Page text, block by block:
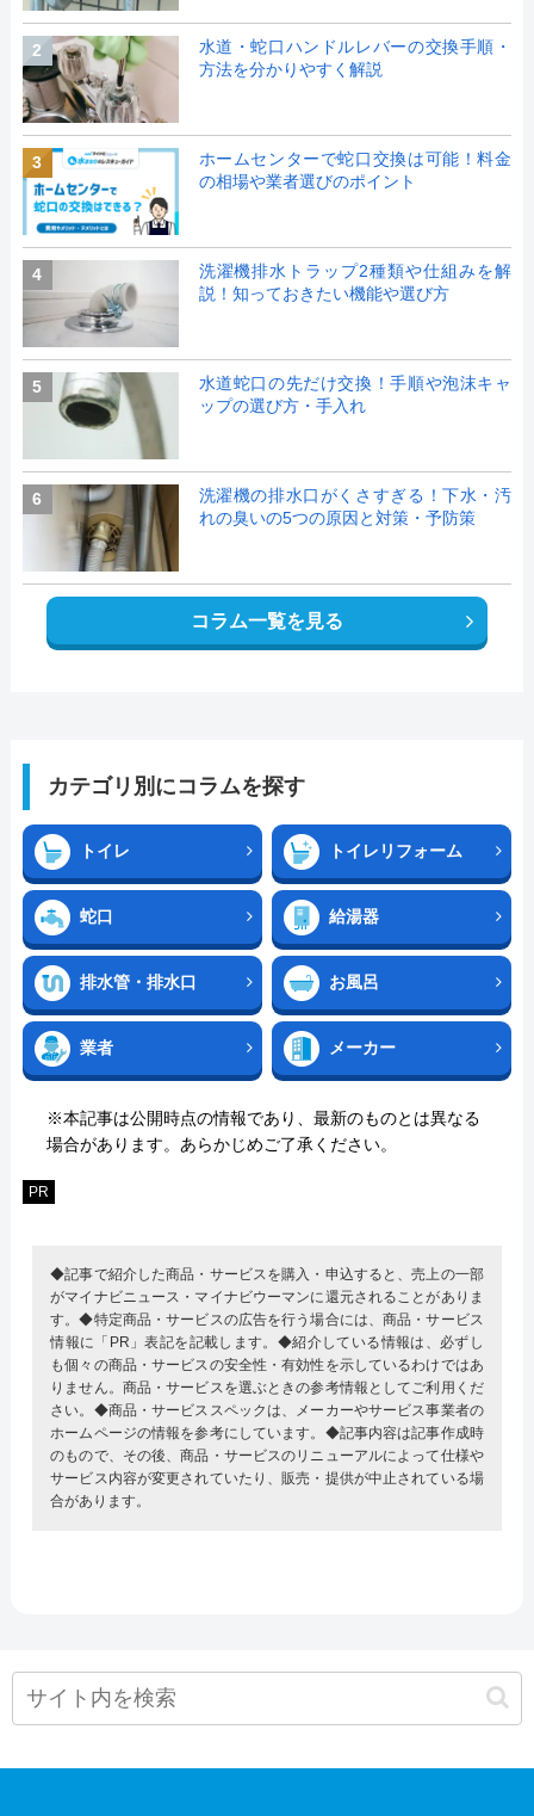
2
水道・蛇口ハンドルレバーの交換手順・
方法を分かりやすく解説
3
ホームセンターで蛇口交換は可能！料金
の相場や業者選びのポイント
4
洗濯機排水トラップ2種類や仕組みを解
説！知っておきたい機能や選び方
5
水道蛇口の先だけ交換！手順や泡沫キャ
ップの選び方・手入れ
6
洗濯機の排水口がくさすぎる！下水・汚
れの臭いの5つの原因と対策・予防策
コラム一覧を見る
カテゴリ別にコラムを探す
トイレ トイレリフォーム
蛇口 給湯器
排水管・排水口 お風呂
業者 メーカー
※本記事は公開時点の情報であり、最新のものとは異なる
場合があります。あらかじめご了承ください。
PR
◆記事で紹介した商品・サービスを購入・申込すると、売上の一部
がマイナビニュース・マイナビウーマンに還元されることがありま
す。◆特定商品・サービスの広告を行う場合には、商品・サービス
情報に「PR」表記を記載します。◆紹介している情報は、必ずし
も個々の商品・サービスの安全性・有効性を示しているわけではあ
りません。商品・サービスを選ぶときの参考情報としてご利用くだ
さい。◆商品・サービススペックは、メーカーやサービス事業者の
ホームページの情報を参考にしています。◆記事内容は記事作成時
のもので、その後、商品・サービスのリニューアルによって仕様や
サービス内容が変更されていたり、販売・提供が中止されている場
合があります。